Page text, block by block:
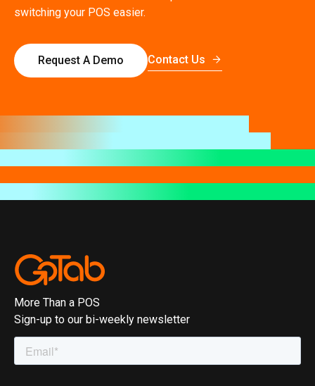
switching your POS easier.
Request A Demo Contact Us
More Than a POS
Sign-up to our bi-weekly newsletter